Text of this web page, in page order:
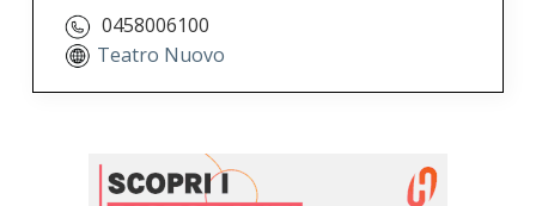
0458006100
Teatro Nuovo